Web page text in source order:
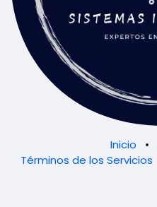
Inicio •
Términos de los Servicios